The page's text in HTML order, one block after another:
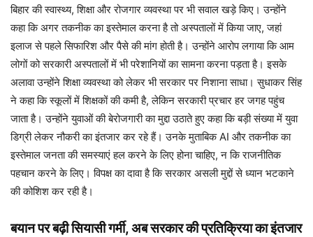
बिहार की स्वास्थ्य, शिक्षा और रोजगार व्यवस्था पर भी सवाल खड़े किए। उन्होंने
कहा कि अगर तकनीक का इस्तेमाल करना है तो अस्पतालों में किया जाए, जहां
इलाज से पहले सिफारिश और पैसे की मांग होती है। उन्होंने आरोप लगाया कि आम
लोगों को सरकारी अस्पतालों में भी परेशानियों का सामना करना पड़ता है। इसके
अलावा उन्होंने शिक्षा व्यवस्था को लेकर भी सरकार पर निशाना साधा। सुधाकर सिंह
ने कहा कि स्कूलों में शिक्षकों की कमी है, लेकिन सरकारी प्रचार हर जगह पहुंच
जाता है। उन्होंने युवाओं की बेरोजगारी का मुद्दा उठाते हुए कहा कि बड़ी संख्या में युवा
डिग्री लेकर नौकरी का इंतजार कर रहे हैं। उनके मुताबिक AI और तकनीक का
इस्तेमाल जनता की समस्याएं हल करने के लिए होना चाहिए, न कि राजनीतिक
पहचान करने के लिए। विपक्ष का दावा है कि सरकार असली मुद्दों से ध्यान भटकाने
की कोशिश कर रही है।
बयान पर बढ़ी सियासी गर्मी, अब सरकार की प्रतिक्रिया का इंतजार